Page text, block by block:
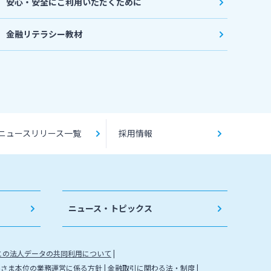
金融リテラシー教材
ュースリリース一覧 採用情報
ニュース・トピックス
法人データの共同利用について
ま本位の業務運営に係る方針 金融取引に関わる法・制度